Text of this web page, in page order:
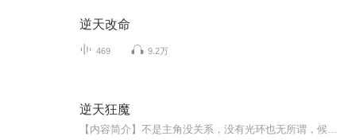
逆天改命
469 9.2万
逆天狂魔